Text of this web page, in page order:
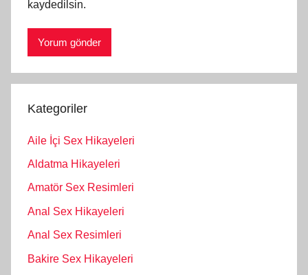
kaydedilsin.
Kategoriler
Aile İçi Sex Hikayeleri
Aldatma Hikayeleri
Amatör Sex Resimleri
Anal Sex Hikayeleri
Anal Sex Resimleri
Bakire Sex Hikayeleri